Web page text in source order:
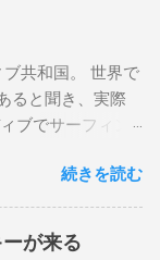
イドしてきたポ
ボーベイ、グリ
チ、キラ、レノ
ー、キラ、レイ
絶対に入りたい
レートオーシャ
共和国。 世界で
ると聞き、実際
ブでサーフィン
の前のブレイク
とつが、複数の
ップ」です。 今
時間と空間の贅
続きを読む
が来る